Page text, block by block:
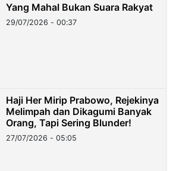
Yang Mahal Bukan Suara Rakyat
29/07/2026 - 00:37
Haji Her Mirip Prabowo, Rejekinya
Melimpah dan Dikagumi Banyak
Orang, Tapi Sering Blunder!
27/07/2026 - 05:05